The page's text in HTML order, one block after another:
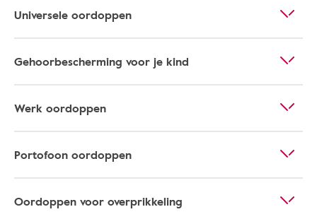
Universele oordoppen
Gehoorbescherming voor je kind
Werk oordoppen
Portofoon oordoppen
Oordoppen voor overprikkeling